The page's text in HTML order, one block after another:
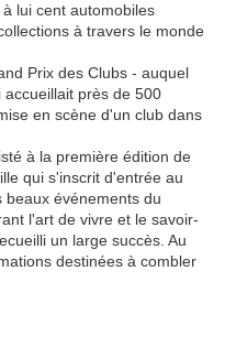
lui cent automobiles
à travers le monde
Prix des Clubs - auquel
près de 500
en scène d'un club dans
à la première édition de
qui s'inscrit d'entrée au
événements du
l'art de vivre et le savoir-
un large succès. Au
destinées à combler